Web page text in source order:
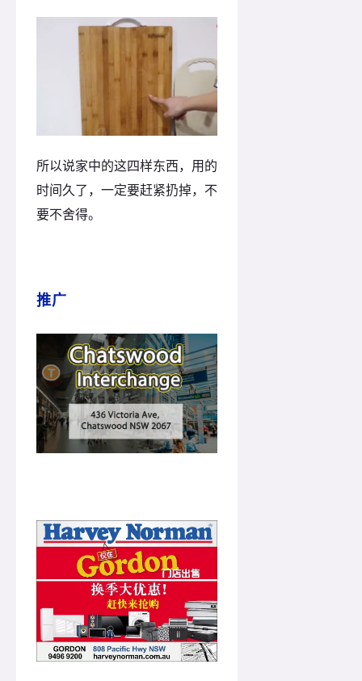
所以说家中的这四样东西，用的
时间久了，一定要赶紧扔掉，不
要不舍得。
推广